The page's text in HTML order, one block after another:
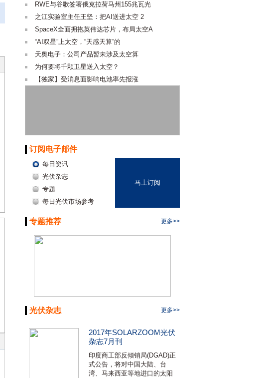
RWE与谷歌签署俄克拉荷马州155兆瓦光
之江实验室主任王坚：把AI送进太空 2
SpaceX全面拥抱英伟达芯片，布局太空A
“AI双星”上太空，“天感天算”的
天奥电子：公司产品暂未涉及太空算
为何要将千颗卫星送入太空？
【独家】受消息面影响电池率先报涨
订阅电子邮件
每日资讯
光伏杂志
专题
每日光伏市场参考
马上订阅
专题推荐 更多>>
光伏杂志 更多>>
2017年SOLARZOOM光伏
杂志7月刊
印度商工部反倾销局(DGAD)正
式公告，将对中国大陆、台
湾、马来西亚等地进口的太阳